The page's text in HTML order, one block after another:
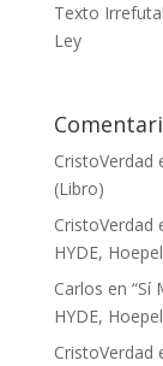
Texto
Ley
CristoVerdad
(Libro)
CristoVerdad
HYDE,
Carlos en “Sí
HYDE,
CristoVerdad